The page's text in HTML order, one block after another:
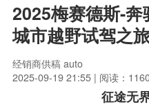
2025梅赛德斯-
城市越野试驾之
经销商供稿 auto
2025-09-19 21:55 | 阅读：
征途无